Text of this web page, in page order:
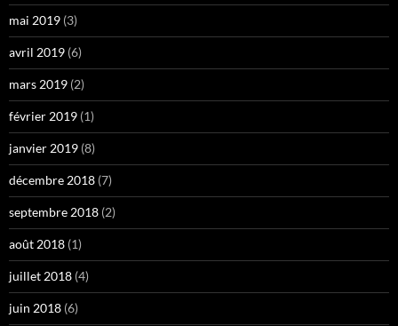
mai 2019 (3)
avril 2019 (6)
mars 2019 (2)
février 2019 (1)
janvier 2019 (8)
décembre 2018 (7)
septembre 2018 (2)
août 2018 (1)
juillet 2018 (4)
juin 2018 (6)